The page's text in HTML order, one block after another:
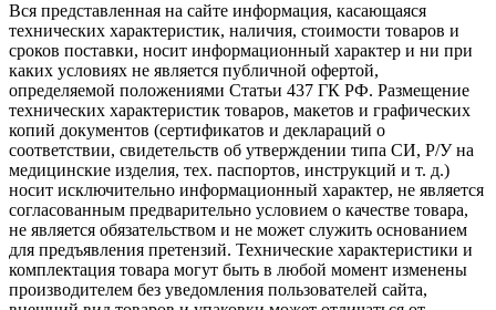
Вся представленная на сайте информация, касающаяся
технических характеристик, наличия, стоимости товаров и
сроков поставки, носит информационный характер и ни при
каких условиях не является публичной офертой,
определяемой положениями Статьи 437 ГК РФ. Размещение
технических характеристик товаров, макетов и графических
копий документов (сертификатов и деклараций о
соответствии, свидетельств об утверждении типа СИ, Р/У на
медицинские изделия, тех. паспортов, инструкций и т. д.)
носит исключительно информационный характер, не является
согласованным предварительно условием о качестве товара,
не является обязательством и не может служить основанием
для предъявления претензий. Технические характеристики и
комплектация товара могут быть в любой момент изменены
производителем без уведомления пользователей сайта,